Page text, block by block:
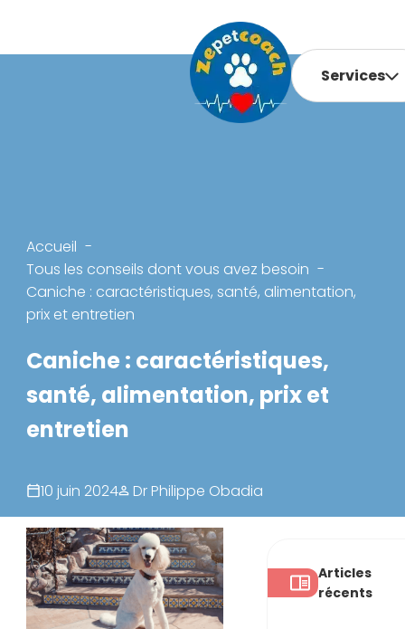
Services
Accueil
Tous les conseils dont vous avez besoin
Caniche : caractéristiques, santé, alimentation,
prix et entretien
Caniche : caractéristiques,
santé, alimentation, prix et
entretien
10 juin 2024 Dr Philippe Obadia
Articles
récents